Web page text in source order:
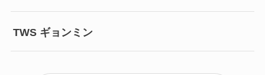
TWS ギョンミン